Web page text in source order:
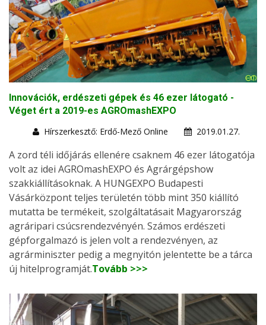
Innovációk, erdészeti gépek és 46 ezer látogató -
Véget ért a 2019-es AGROmashEXPO
Hírszerkesztő: Erdő-Mező Online
2019.01.27.
A zord téli időjárás ellenére csaknem 46 ezer látogatója
volt az idei AGROmashEXPO és Agrárgépshow
szakkiállításoknak. A HUNGEXPO Budapesti
Vásárközpont teljes területén több mint 350 kiállító
mutatta be termékeit, szolgáltatásait Magyarország
agráripari csúcsrendezvényén. Számos erdészeti
gépforgalmazó is jelen volt a rendezvényen, az
agrárminiszter pedig a megnyitón jelentette be a tárca
új hitelprogramját.Tovább >>>